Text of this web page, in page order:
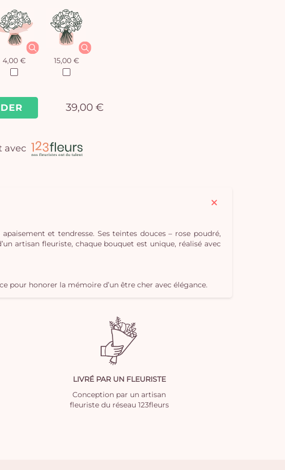
39,00 €
4,00 € 15,00 €
avec
et tendresse. Ses teintes douces – rose poudré,
artisan fleuriste, chaque bouquet est unique, réalisé avec
pour honorer la mémoire d’un être cher avec élégance.
LIVRÉ PAR UN FLEURISTE
Conception par un artisan
fleuriste du réseau 123fleurs